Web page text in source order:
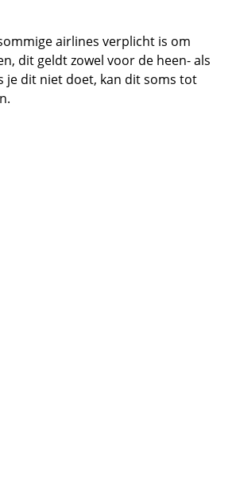
airlines verplicht is om
dit geldt zowel voor de heen- als
je dit niet doet, kan dit soms tot